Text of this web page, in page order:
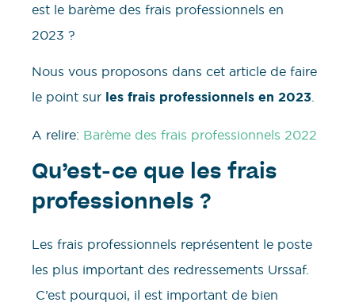
est le barème des frais professionnels en
2023 ?
Nous vous proposons dans cet article de faire
le point sur les frais professionnels en 2023.
A relire: Barème des frais professionnels 2022
Qu’est-ce que les frais
professionnels ?
Les frais professionnels représentent le poste
les plus important des redressements Urssaf.
C’est pourquoi, il est important de bien